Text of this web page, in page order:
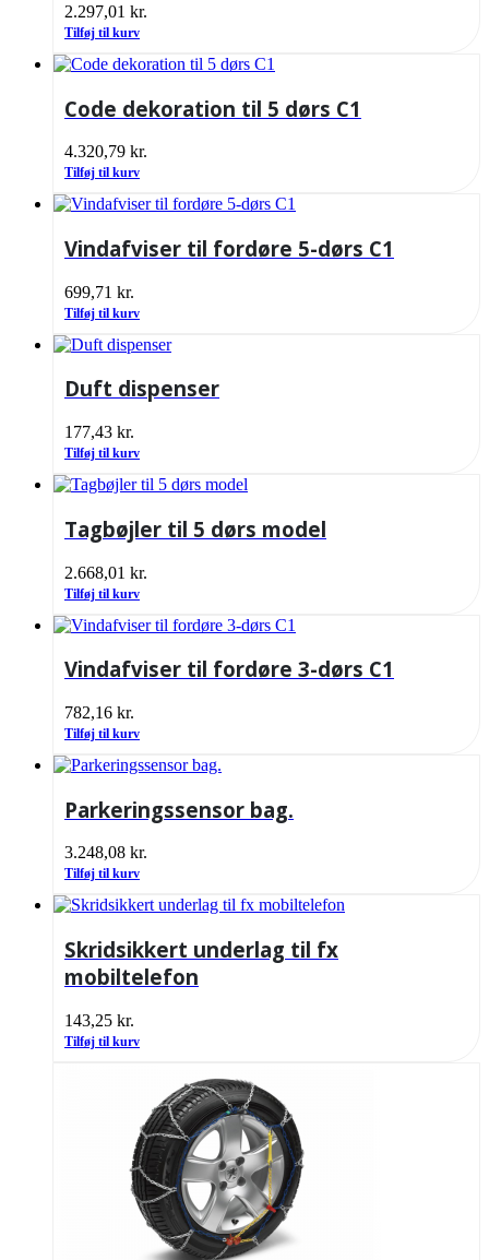
2.297,01 kr.
Tilføj til kurv
Code dekoration til 5 dørs C1
4.320,79 kr.
Tilføj til kurv
Vindafviser til fordøre 5-dørs C1
699,71 kr.
Tilføj til kurv
Duft dispenser
177,43 kr.
Tilføj til kurv
Tagbøjler til 5 dørs model
2.668,01 kr.
Tilføj til kurv
Vindafviser til fordøre 3-dørs C1
782,16 kr.
Tilføj til kurv
Parkeringssensor bag.
3.248,08 kr.
Tilføj til kurv
Skridsikkert underlag til fx
mobiltelefon
143,25 kr.
Tilføj til kurv